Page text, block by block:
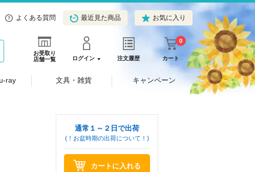
よくある質問 最近見た商品 お気に入り
お受取り
店舗一覧
ログイン 注文履歴 カート
0
ray 文具・雑貨 キャンペーン
通常１～２日で出荷
(！お盆時期の出荷について！)
カートに入れる